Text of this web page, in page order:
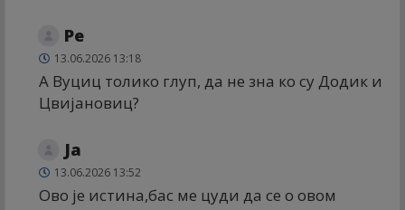
Ре
13.06.2026 13:18
А Вуциц толико глуп, да не зна ко су Додик и
Цвијановиц?
Ја
13.06.2026 13:52
Ово је истина,бас ме цуди да се о овом